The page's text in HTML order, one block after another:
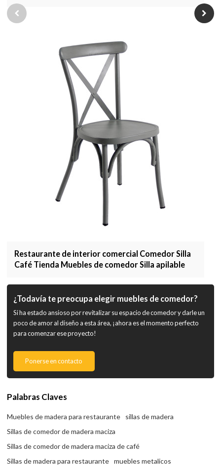
para la cafetería y la cantina
Restaurante de interior comercial Comedor Silla
Café Tienda Muebles de comedor Silla apilable
¿Todavía te preocupa elegir muebles de comedor?
Si ha estado ansioso por revitalizar su espacio de comedor y darle un
poco de amor al diseño a esta área, ¡ahora es el momento perfecto
para comenzar ese proyecto!
Ponerse en contacto
Palabras Claves
Muebles de madera para restaurante
sillas de madera
Sillas de comedor de madera maciza
Sillas de comedor de madera maciza de café
Sillas de madera para restaurante
muebles metalicos